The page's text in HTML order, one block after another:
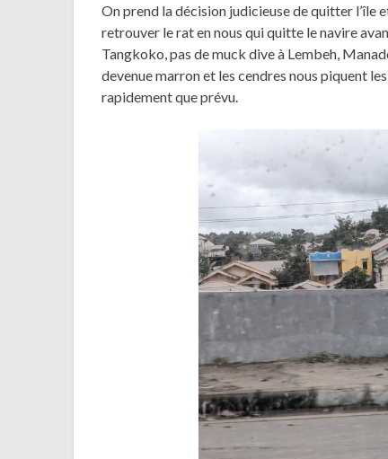
On prend la décision judicieuse de quitter l’île
retrouver le rat en nous qui quitte le navire
Tangkoko, pas de muck dive à Lembeh,
devenue marron et les cendres nous piquent
rapidement que prévu.